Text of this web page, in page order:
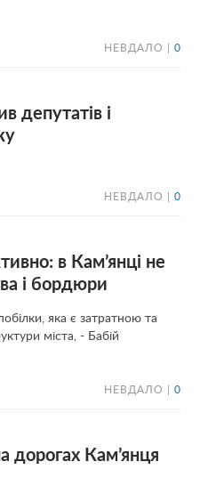
НЕВДАЛО | 0
депутатів і
НЕВДАЛО | 0
в Кам’янці не
і бордюри
яка є затратною та
міста, - Бабій
НЕВДАЛО | 0
дорогах Кам’янця